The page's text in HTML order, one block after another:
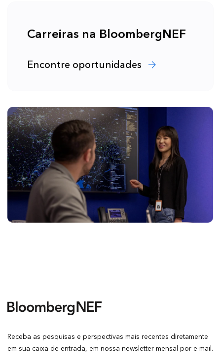
Carreiras na BloombergNEF
Encontre oportunidades
Receba as pesquisas e perspectivas mais recentes diretamente
em sua caixa de entrada, em nossa newsletter mensal por e-mail.